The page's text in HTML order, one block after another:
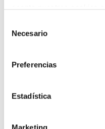
Necesario
Preferencias
Estadística
Marketing